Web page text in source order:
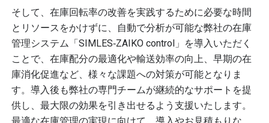
そして、在庫回転率の改善を実践するために必要な時間
とリソースをかけずに、自動で分析が可能な弊社の在庫
管理システム「SIMLES‐ZAIKO control」を導入いただく
ことで、在庫配分の最適化や輸送効率の向上、早期の在
庫消化促進など、様々な課題への対策が可能となりま
す。導入後も弊社の専門チームが継続的なサポートを提
供し、最大限の効果を引き出せるよう支援いたします。